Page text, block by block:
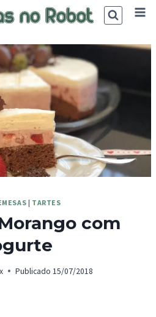
| TARTES
com
Publicado 15/07/2018